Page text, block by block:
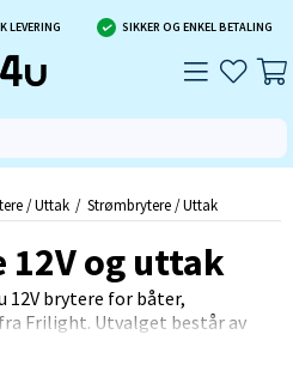
LEVERING SIKKER OG ENKEL BETALING
/ Uttak Strømbrytere / Uttak
og uttak
12V brytere for båter,
Frilight. Utvalget består av
i fargene matt krom,